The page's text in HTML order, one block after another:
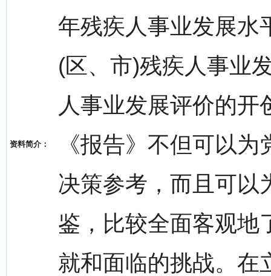
资料简介：
年残疾人事业发展水
(区、市)残疾人事业
人事业发展评价的
《报告》不但可以
决策参考，而且可以
鉴，比较全面客观地
就和面临的挑战。在